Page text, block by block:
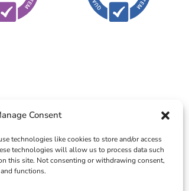
Consent
technologies like cookies to store and/or access
technologies will allow us to process data such
this site. Not consenting or withdrawing consent,
functions.